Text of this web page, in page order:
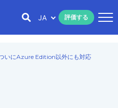
評価する
JA
いにAzure Edition以外にも対応